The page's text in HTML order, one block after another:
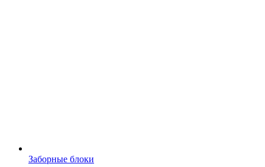
Заборные блоки